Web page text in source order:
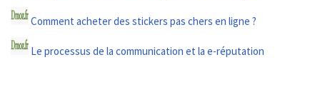
Comment acheter des stickers pas chers en ligne ?
Le processus de la communication et la e-réputation